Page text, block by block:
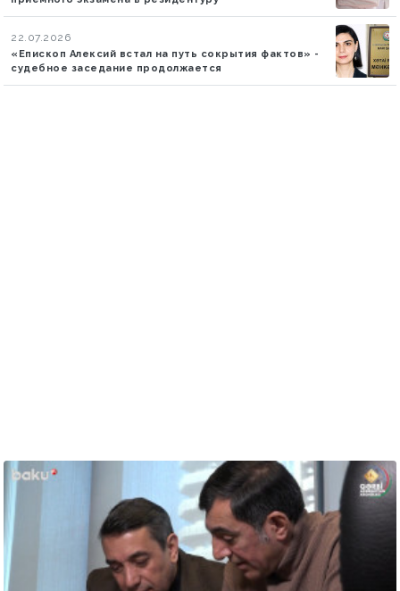
22.07.2026
«Епископ Алексий встал на путь сокрытия фактов» -
судебное заседание продолжается